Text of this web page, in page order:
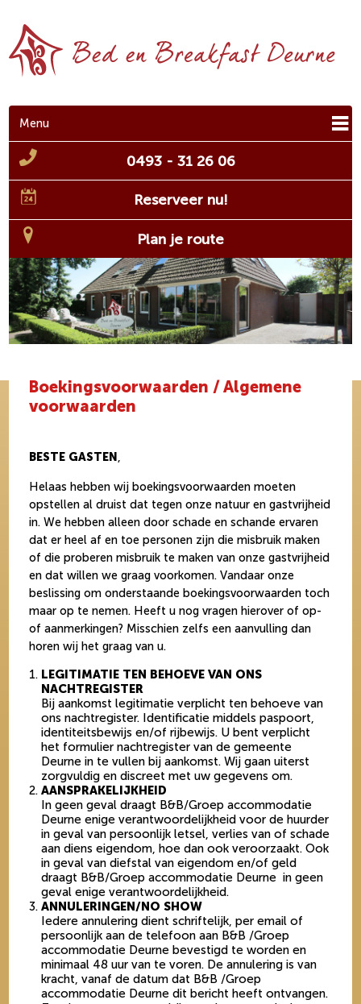
Menu
0493 - 31 26 06
Reserveer nu!
Plan je route
Boekingsvoorwaarden / Algemene
voorwaarden
BESTE GASTEN,
Helaas hebben wij boekingsvoorwaarden moeten
opstellen al druist dat tegen onze natuur en gastvrijheid
in. We hebben alleen door schade en schande ervaren
dat er heel af en toe personen zijn die misbruik maken
of die proberen misbruik te maken van onze gastvrijheid
en dat willen we graag voorkomen. Vandaar onze
beslissing om onderstaande boekingsvoorwaarden toch
maar op te nemen. Heeft u nog vragen hierover of op-
of aanmerkingen? Misschien zelfs een aanvulling dan
horen wij het graag van u.
LEGITIMATIE TEN BEHOEVE VAN ONS
NACHTREGISTER
Bij aankomst legitimatie verplicht ten behoeve van
ons nachtregister. Identificatie middels paspoort,
identiteitsbewijs en/of rijbewijs. U bent verplicht
het formulier nachtregister van de gemeente
Deurne in te vullen bij aankomst. Wij gaan uiterst
zorgvuldig en discreet met uw gegevens om.
AANSPRAKELIJKHEID
In geen geval draagt B&B/Groep accommodatie
Deurne enige verantwoordelijkheid voor de huurder
in geval van persoonlijk letsel, verlies van of schade
aan diens eigendom, hoe dan ook veroorzaakt. Ook
in geval van diefstal van eigendom en/of geld
draagt B&B/Groep accommodatie Deurne in geen
geval enige verantwoordelijkheid.
ANNULERINGEN/NO SHOW
Iedere annulering dient schriftelijk, per email of
persoonlijk aan de telefoon aan B&B /Groep
accommodatie Deurne bevestigd te worden en
minimaal 48 uur van te voren. De annulering is van
kracht, vanaf de datum dat B&B /Groep
accommodatie Deurne dit bericht heeft ontvangen.